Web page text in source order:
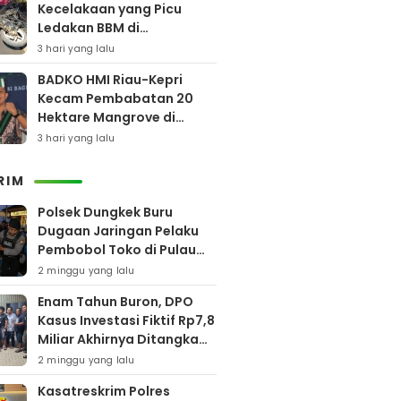
Kecelakaan yang Picu
Ledakan BBM di
Pamekasan
3 hari yang lalu
BADKO HMI Riau-Kepri
Kecam Pembabatan 20
Hektare Mangrove di
Bengkalis
3 hari yang lalu
Polsek Dungkek Buru
Dugaan Jaringan Pelaku
Pembobol Toko di Pulau
Gili Iyang
2 minggu yang lalu
Enam Tahun Buron, DPO
Kasus Investasi Fiktif Rp7,8
Miliar Akhirnya Ditangkap
Polres Pamekasan
2 minggu yang lalu
Kasatreskrim Polres